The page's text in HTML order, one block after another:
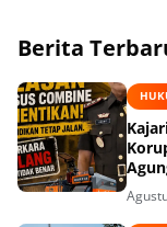
Berita